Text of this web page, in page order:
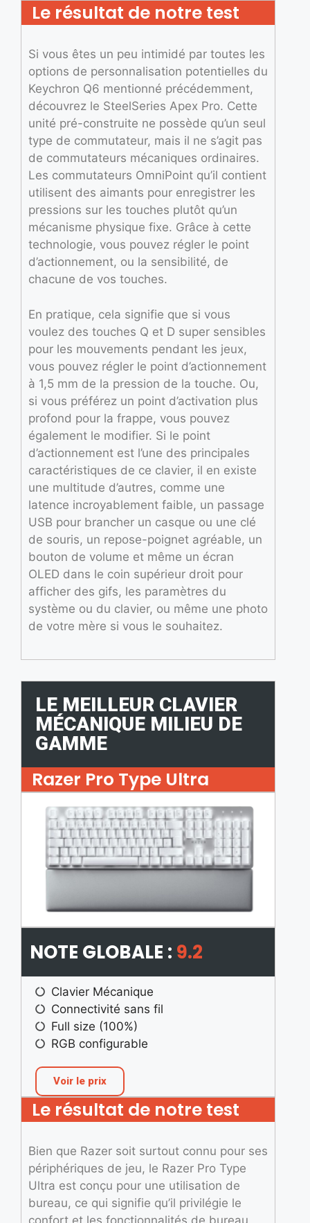
Le résultat de notre test
Si vous êtes un peu intimidé par toutes les
options de personnalisation potentielles du
Keychron Q6 mentionné précédemment,
découvrez le SteelSeries Apex Pro. Cette
unité pré-construite ne possède qu’un seul
type de commutateur, mais il ne s’agit pas
de commutateurs mécaniques ordinaires.
Les commutateurs OmniPoint qu’il contient
utilisent des aimants pour enregistrer les
pressions sur les touches plutôt qu’un
mécanisme physique fixe. Grâce à cette
technologie, vous pouvez régler le point
d’actionnement, ou la sensibilité, de
chacune de vos touches.
En pratique, cela signifie que si vous
voulez des touches Q et D super sensibles
pour les mouvements pendant les jeux,
vous pouvez régler le point d’actionnement
à 1,5 mm de la pression de la touche. Ou,
si vous préférez un point d’activation plus
profond pour la frappe, vous pouvez
également le modifier. Si le point
d’actionnement est l’une des principales
caractéristiques de ce clavier, il en existe
une multitude d’autres, comme une
latence incroyablement faible, un passage
USB pour brancher un casque ou une clé
de souris, un repose-poignet agréable, un
bouton de volume et même un écran
OLED dans le coin supérieur droit pour
afficher des gifs, les paramètres du
système ou du clavier, ou même une photo
de votre mère si vous le souhaitez.
LE MEILLEUR CLAVIER
MÉCANIQUE MILIEU DE
GAMME
Razer Pro Type Ultra
NOTE GLOBALE : 9.2
Clavier Mécanique
Connectivité sans fil
Full size (100%)
RGB configurable
Voir le prix
Le résultat de notre test
Bien que Razer soit surtout connu pour ses
périphériques de jeu, le Razer Pro Type
Ultra est conçu pour une utilisation de
bureau, ce qui signifie qu’il privilégie le
confort et les fonctionnalités de bureau